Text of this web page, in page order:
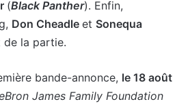
(Black Panther). Enfin,
Don Cheadle et Sonequa
de la partie.
bande-annonce, le 18 août
James Family Foundation